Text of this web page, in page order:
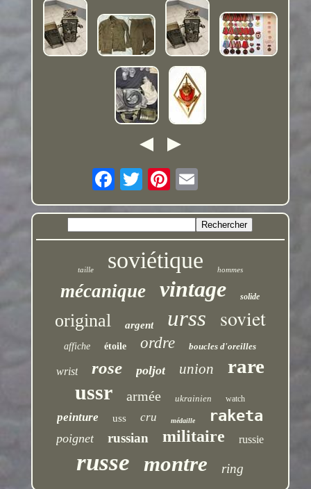
taille soviétique hommes
mécanique vintage solide
original argent urss soviet
affiche étoile ordre boucles d'oreilles
wrist rose poljot union rare
ussr armée ukrainien watch
peinture uss cru médaille raketa
poignet russian militaire russie
russe montre ring